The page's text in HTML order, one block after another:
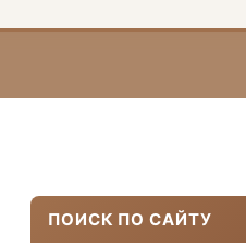
ПОИСК ПО САЙТУ